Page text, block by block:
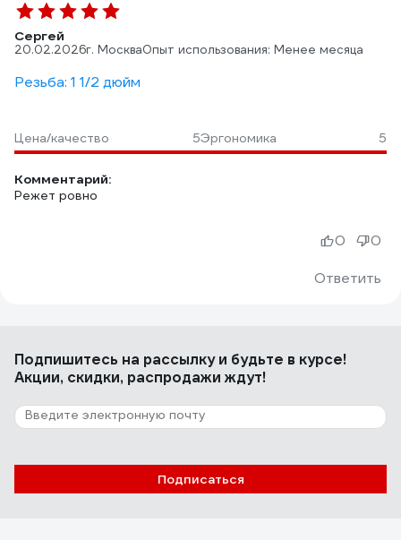
Сергей
20.02.2026г. МоскваОпыт использования: Менее месяца
Резьба: 1 1/2 дюйм
Цена/качество 5Эргономика 5
Комментарий:
Режет ровно
Ответить
0 0
Подпишитесь на рассылкуи будьте в курсе!
Акции, скидки, распродажи ждут!
Подписаться